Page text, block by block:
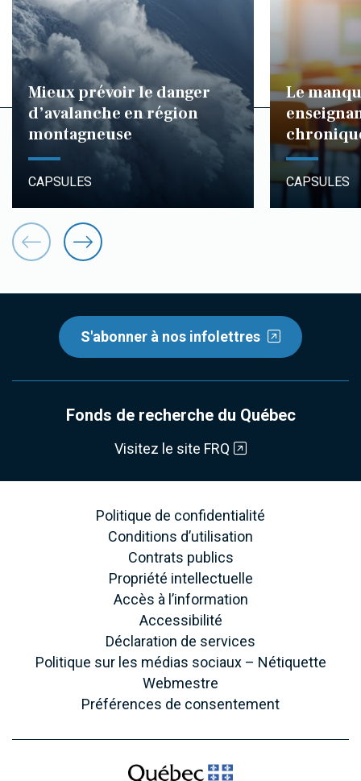
Mieux prévoir le danger
d’avalanche en région
montagneuse
CAPSULES
Le
CAPSULES
S'abonner à nos infolettres
Fonds de recherche du Québec
Visitez le site FRQ
Politique de confidentialité
Conditions d’utilisation
Contrats publics
Propriété intellectuelle
Accès à l’information
Accessibilité
Déclaration de services
Politique sur les médias sociaux – Nétiquette
Webmestre
Préférences de consentement